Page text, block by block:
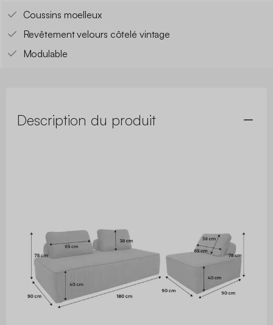
Coussins moelleux
Revêtement velours côtelé vintage
Modulable
Description du produit